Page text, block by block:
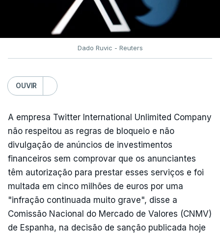
Dado Ruvic - Reuters
OUVIR
A empresa Twitter International Unlimited Company
não respeitou as regras de bloqueio e não
divulgação de anúncios de investimentos
financeiros sem comprovar que os anunciantes
têm autorização para prestar esses serviços e foi
multada em cinco milhões de euros por uma
"infração continuada muito grave", disse a
Comissão Nacional do Mercado de Valores (CNMV)
de Espanha, na decisão de sanção publicada hoje